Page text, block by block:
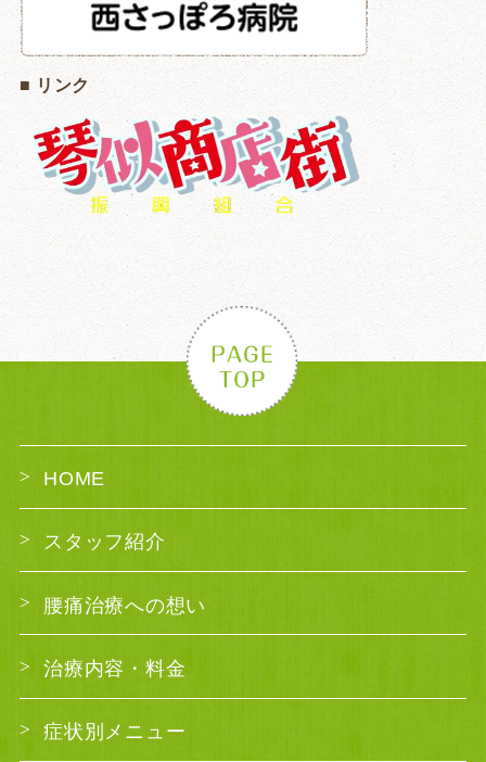
■ リンク
HOME
スタッフ紹介
腰痛治療への想い
治療内容・料金
症状別メニュー